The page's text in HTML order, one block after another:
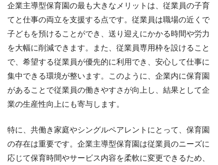
企業主導型保育園の最も大きなメリットは、従業員の子育
てと仕事の両立を支援する点です。従業員は職場の近くで
子どもを預けることができ、送り迎えにかかる時間や労力
を大幅に削減できます。また、従業員専用枠を設けること
で、希望する従業員が優先的に利用でき、安心して仕事に
集中できる環境が整います。このように、企業内に保育園
があることで従業員の働きやすさが向上し、結果として企
業の生産性向上にも寄与します。
特に、共働き家庭やシングルペアレントにとって、保育園
の存在は重要です。企業主導型保育園は従業員のニーズに
応じて保育時間やサービス内容を柔軟に変更できるため、